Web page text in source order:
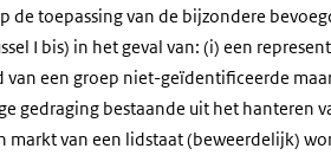
de toepassing van de bijzondere
I bis) in het geval van: (i) een
van een groep niet-geïdentificeerde
gedraging bestaande uit het hanteren
markt van een lidstaat (beweerdelijk)